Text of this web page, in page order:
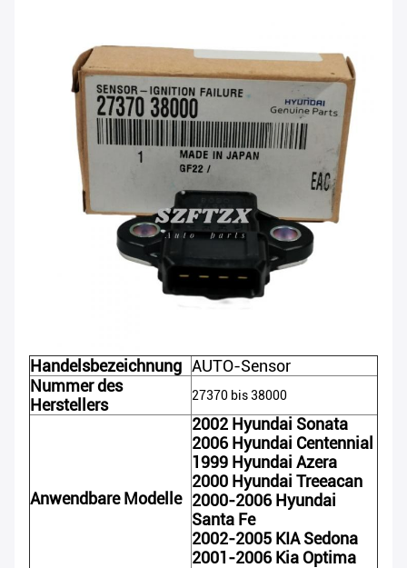
Handelsbezeichnung AUTO-Sensor
Nummer des
Herstellers
27370 bis 38000
Anwendbare Modelle
2002 Hyundai Sonata
2006 Hyundai Centennial
1999 Hyundai Azera
2000 Hyundai Treeacan
2000-2006 Hyundai
Santa Fe
2002-2005 KIA Sedona
2001-2006 Kia Optima